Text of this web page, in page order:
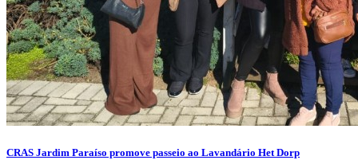
CRAS Jardim Paraíso promove passeio ao Lavandário Het Dorp